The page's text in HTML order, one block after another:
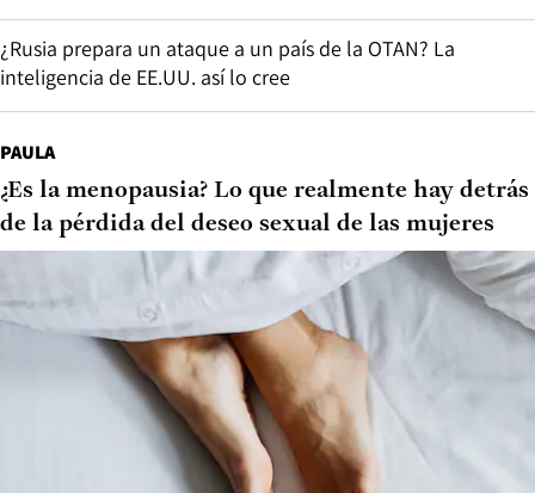
¿Rusia prepara un ataque a un país de la OTAN? La
inteligencia de EE.UU. así lo cree
PAULA
¿Es la menopausia? Lo que realmente hay detrás
de la pérdida del deseo sexual de las mujeres